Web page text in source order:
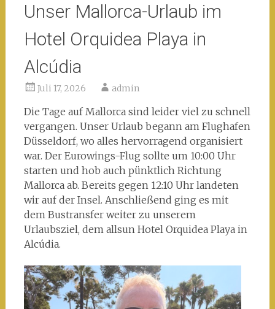
Unser Mallorca-Urlaub im
Hotel Orquidea Playa in
Alcúdia
Juli 17, 2026 admin
Die Tage auf Mallorca sind leider viel zu schnell
vergangen. Unser Urlaub begann am Flughafen
Düsseldorf, wo alles hervorragend organisiert
war. Der Eurowings-Flug sollte um 10:00 Uhr
starten und hob auch pünktlich Richtung
Mallorca ab. Bereits gegen 12:10 Uhr landeten
wir auf der Insel. Anschließend ging es mit
dem Bustransfer weiter zu unserem
Urlaubsziel, dem allsun Hotel Orquidea Playa in
Alcúdia.